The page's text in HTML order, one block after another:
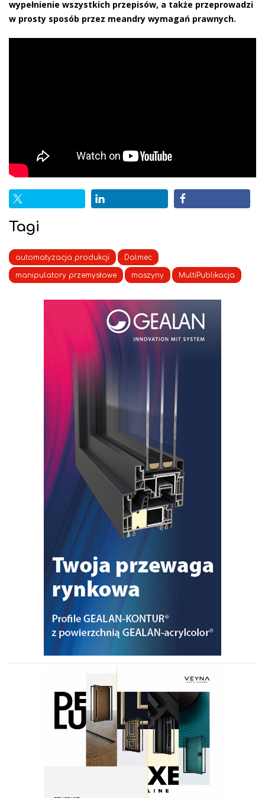
wypełnienie wszystkich przepisów, a także przeprowadzi
w prosty sposób przez meandry wymagań prawnych.
Tagi
automatyzacja produkcji Dalmec
manipulatory przemysłowe maszyny MultiPublikacja